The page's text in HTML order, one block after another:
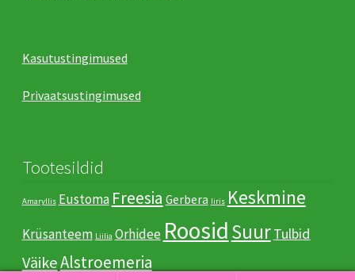
Kasutustingimused
Privaatsustingimused
Tootesildid
Amaryllis Eustoma Freesia Gerbera Iiris Keskmine
Krüsanteem Liilia Orhidee RoosidSuurTulbid
VäikeАlstroemeria